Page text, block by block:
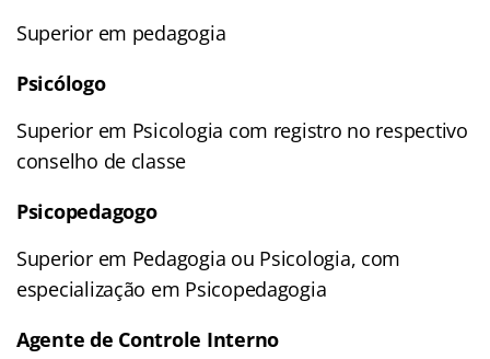
Superior em pedagogia
Psicólogo
Superior em Psicologia com registro no respectivo
conselho de classe
Psicopedagogo
Superior em Pedagogia ou Psicologia, com
especialização em Psicopedagogia
Agente de Controle Interno